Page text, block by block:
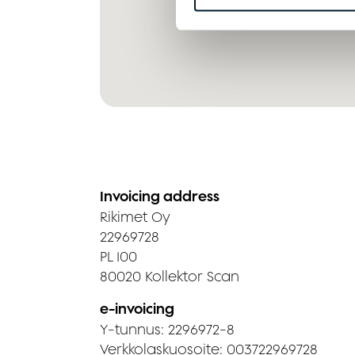
Invoicing address
Rikimet Oy
22969728
PL 100
80020 Kollektor Scan
e-invoicing
Y-tunnus: 2296972-8
Verkkolaskuosoite: 003722969728